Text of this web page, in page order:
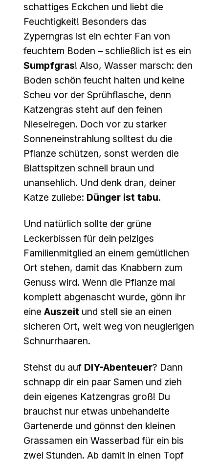
schattiges Eckchen und liebt die
Feuchtigkeit! Besonders das
Zyperngras ist ein echter Fan von
feuchtem Boden – schließlich ist es ein
Sumpfgras! Also, Wasser marsch: den
Boden schön feucht halten und keine
Scheu vor der Sprühflasche, denn
Katzengras steht auf den feinen
Nieselregen. Doch vor zu starker
Sonneneinstrahlung solltest du die
Pflanze schützen, sonst werden die
Blattspitzen schnell braun und
unansehlich. Und denk dran, deiner
Katze zuliebe: Dünger ist tabu.
Und natürlich sollte der grüne
Leckerbissen für dein pelziges
Familienmitglied an einem gemütlichen
Ort stehen, damit das Knabbern zum
Genuss wird. Wenn die Pflanze mal
komplett abgenascht wurde, gönn ihr
eine Auszeit und stell sie an einen
sicheren Ort, weit weg von neugierigen
Schnurrhaaren.
Stehst du auf DIY-Abenteuer? Dann
schnapp dir ein paar Samen und zieh
dein eigenes Katzengras groß! Du
brauchst nur etwas unbehandelte
Gartenerde und gönnst den kleinen
Grassamen ein Wasserbad für ein bis
zwei Stunden. Ab damit in einen Topf